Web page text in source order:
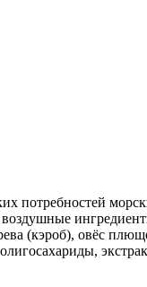
потребностей
(кэроб), овёс